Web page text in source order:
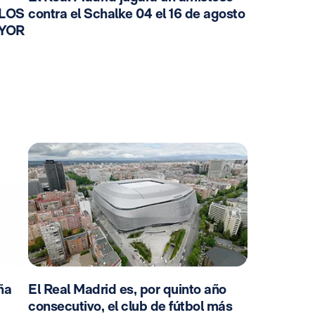
contra el Schalke 04 el 16 de agosto
El Real Madrid es, por quinto año
consecutivo, el club de fútbol más